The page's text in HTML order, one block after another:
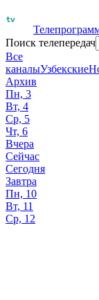
Поиск телепередач
Все
каналыУзбекские
Архив
Пн, 3
Вт, 4
Ср, 5
Чт, 6
Вчера
Сейчас
Сегодня
Завтра
Пн, 10
Вт, 11
Ср, 12